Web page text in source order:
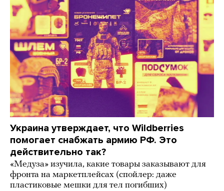
Украина утверждает, что Wildberries
помогает снабжать армию РФ. Это
действительно так?
«Медуза» изучила, какие товары заказывают для
фронта на маркетплейсах (спойлер: даже
пластиковые мешки для тел погибших)